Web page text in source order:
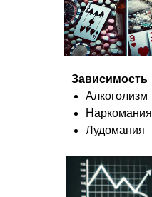
Зависимость
Алкоголизм
Наркомания
Лудомания